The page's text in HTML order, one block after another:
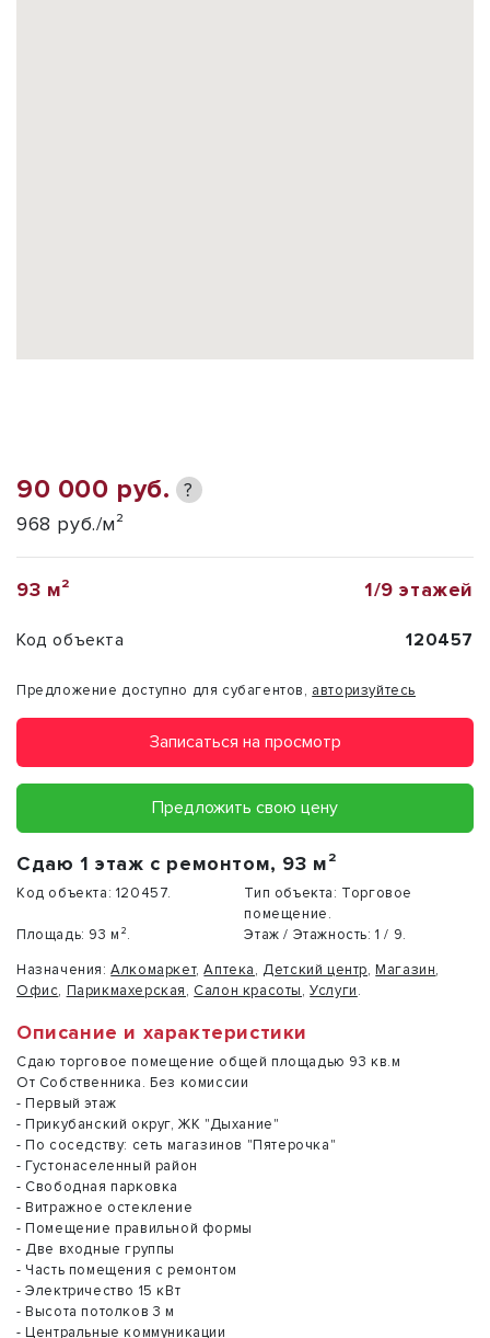
90 000 руб. ?
968 руб./м²
93 м² 1/9 этажей
Код объекта 120457
Предложение доступно для субагентов, авторизуйтесь
Записаться на просмотр
Предложить свою цену
Сдаю 1 этаж с ремонтом, 93 м²
Код объекта: 120457. Тип объекта: Торговое
помещение.
Площадь: 93 м². Этаж / Этажность: 1 / 9.
Назначения: Алкомаркет,Аптека, Детский центр, Магазин,
Офис, Парикмахерская, Салон красоты,Услуги.
Описание и характеристики
Сдаю торговое помещение общей площадью 93 кв.м
От Собственника. Без комиссии
- Первый этаж
- Прикубанский округ, ЖК "Дыхание"
- По соседству: сеть магазинов "Пятерочка"
- Густонаселенный район
- Свободная парковка
- Витражное остекление
- Помещение правильной формы
- Две входные группы
- Часть помещения с ремонтом
- Электричество 15 кВт
- Высота потолков 3 м
- Центральные коммуникации